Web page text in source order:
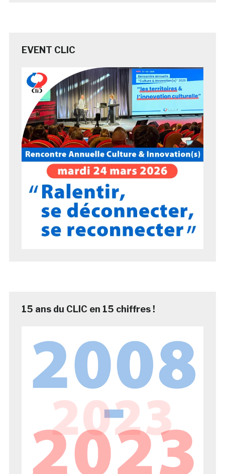
EVENT CLIC
15 ans du CLIC en 15 chiffres !